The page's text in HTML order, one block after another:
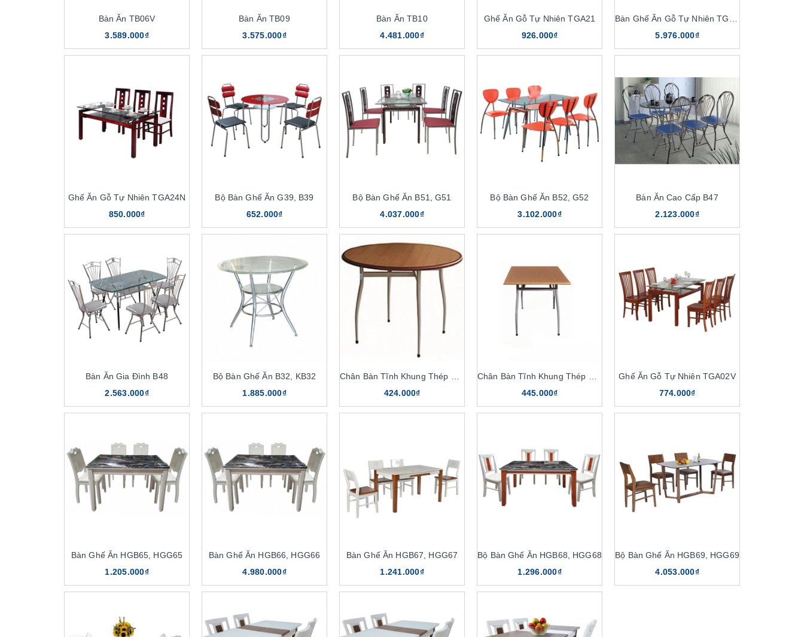
Bàn Ăn TB06V
3.589.000₫
Bàn Ăn TB09
3.575.000₫
Bàn Ăn TB10
4.481.000₫
Ghế Ăn Gỗ Tự Nhiên TGA21
926.000₫
5.976.000₫
Ghế Ăn Gỗ Tự Nhiên TGA24N
850.000₫
Bộ Bàn Ghế Ăn G39, B39
652.000₫
Bộ Bàn Ghế Ăn B51, G51
4.037.000₫
Bộ Bàn Ghế Ăn B52, G52
3.102.000₫
Bàn Ăn Cao Cấp B47
2.123.000₫
Bàn Ăn Gia Đình B48
2.563.000₫
Bộ Bàn Ghế Ăn B32, KB32
1.885.000₫
424.000₫
445.000₫
Ghế Ăn Gỗ Tự Nhiên TGA02V
774.000₫
Bàn Ghế Ăn HGB65, HGG65
1.205.000₫
Bàn Ghế Ăn HGB66, HGG66
4.980.000₫
Bàn Ghế Ăn HGB67, HGG67
1.241.000₫
Bộ Bàn Ghế Ăn HGB68, HGG68
1.296.000₫
Bộ Bàn Ghế Ăn HGB69, HGG69
4.053.000₫